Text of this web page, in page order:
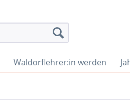
Waldorflehrer:in werden